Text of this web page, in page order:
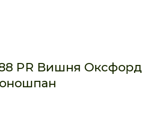
PR Вишня Оксфорд